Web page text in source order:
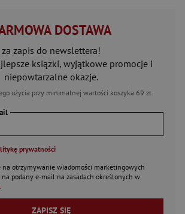
DOSTAWA
za zapis do newslettera!
książki, wyjątkowe promocje i
niepowtarzalne okazje.
użycia przy minimalnej wartości koszyka 69 zł.
prywatności
na otrzymywanie wiadomości marketingowych
podany e-mail na zasadach określonych w
.
ZAPISZ SIĘ